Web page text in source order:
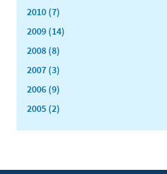
2010 (7)
2009 (14)
2008 (8)
2007 (3)
2006 (9)
2005 (2)